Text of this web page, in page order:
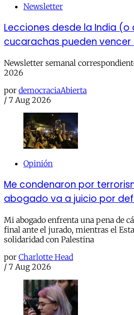
Newsletter
Lecciones desde la India (o
cucarachas pueden
Newsletter semanal
2026
por democraciaAbierta
/ 7 Aug 2026
Opinión
Me condenaron por
abogado va a juicio por
Mi abogado enfrenta una pena de
final ante el jurado, mientras el
solidaridad con Palestina
por Charlotte Head
/ 7 Aug 2026